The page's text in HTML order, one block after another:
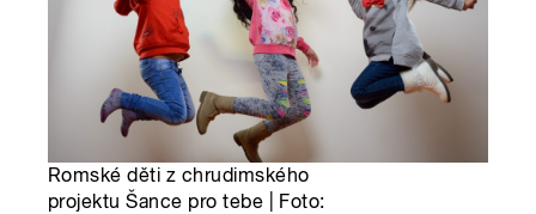
Romské děti z chrudimského
projektu Šance pro tebe | Foto: